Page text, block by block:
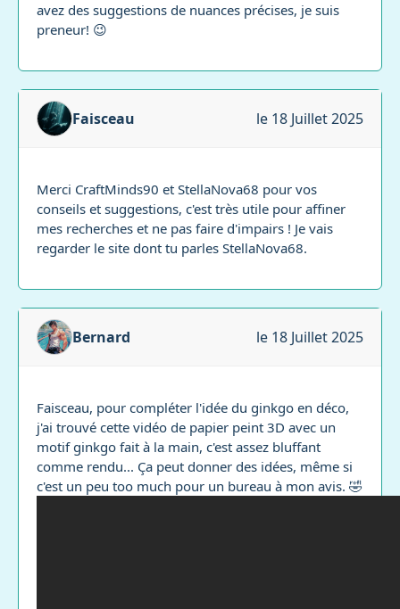
avez des suggestions de nuances précises, je suis
preneur! 😉
Faisceau le 18 Juillet 2025
Merci CraftMinds90 et StellaNova68 pour vos
conseils et suggestions, c'est très utile pour affiner
mes recherches et ne pas faire d'impairs ! Je vais
regarder le site dont tu parles StellaNova68.
Bernard le 18 Juillet 2025
Faisceau, pour compléter l'idée du ginkgo en déco,
j'ai trouvé cette vidéo de papier peint 3D avec un
motif ginkgo fait à la main, c'est assez bluffant
comme rendu... Ça peut donner des idées, même si
c'est un peu too much pour un bureau à mon avis. 🤣